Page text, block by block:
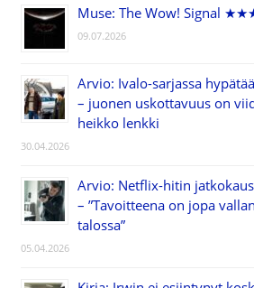
Muse: The Wow! Signal
09.07.2026
Arvio: Ivalo-sarjassa
– juonen uskottavuus on
heikko lenkki
30.04.2026
Arvio: Netflix-hitin
– ”Tavoitteena on jopa
talossa”
05.04.2026